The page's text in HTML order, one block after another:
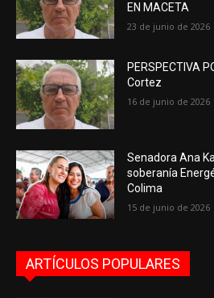
EN MACETA
23 de junio de 2026
PERSPECTIVA
Cortez
16 de junio de 2026
Senadora Ana
soberanía
Colima
15 de junio de 2026
ARTÍCULOS POPULARES